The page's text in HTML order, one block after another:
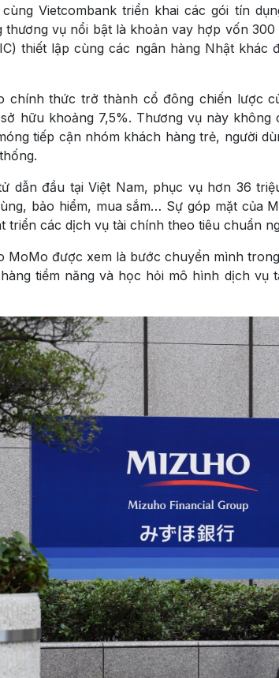
Vietcombank triển khai các gói tín
vụ nổi bật là khoản vay hợp vốn
thiết lập cùng các ngân hàng Nhật
chính thức trở thành cổ đông chiến lược
hữu khoảng 7,5%. Thương vụ này
tiếp cận nhóm khách hàng trẻ, người
dẫn đầu tại Việt Nam, phục vụ hơn 36
bảo hiểm, mua sắm… Sự góp mặt của
triển các dịch vụ tài chính theo tiêu chuẩn
MoMo được xem là bước chuyển mình
tiềm năng và học hỏi mô hình dịch vụ